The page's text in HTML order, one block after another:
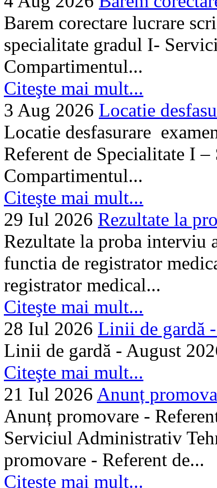
Barem corectare lucrare
specialitate gradul I-
Compartimentul...
Citeşte mai mult...
3 Aug 2026 Locatie
Locatie desfasurare
Referent de Specialitate I
Compartimentul...
Citeşte mai mult...
29 Iul 2026 Rezultate la
Rezultate la proba interviu
functia de registrator
registrator medical...
Citeşte mai mult...
28 Iul 2026 Linii de gardă
Linii de gardă - August
Citeşte mai mult...
21 Iul 2026 Anunț
Anunț promovare -
Serviciul Administrativ
promovare - Referent de...
Citeşte mai mult...